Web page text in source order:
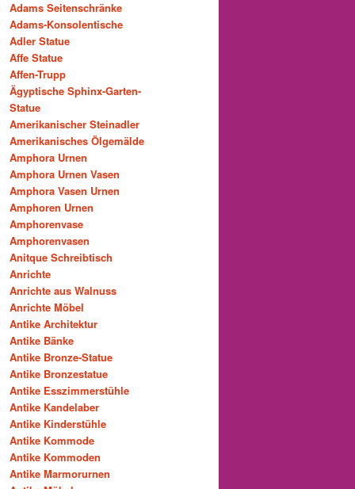
Adams Seitenschränke
Adams-Konsolentische
Adler Statue
Affe Statue
Affen-Trupp
Ägyptische Sphinx-Garten-
Statue
Amerikanischer Steinadler
Amerikanisches Ölgemälde
Amphora Urnen
Amphora Urnen Vasen
Amphora Vasen Urnen
Amphoren Urnen
Amphorenvase
Amphorenvasen
Anitque Schreibtisch
Anrichte
Anrichte aus Walnuss
Anrichte Möbel
Antike Architektur
Antike Bänke
Antike Bronze-Statue
Antike Bronzestatue
Antike Esszimmerstühle
Antike Kandelaber
Antike Kinderstühle
Antike Kommode
Antike Kommoden
Antike Marmorurnen